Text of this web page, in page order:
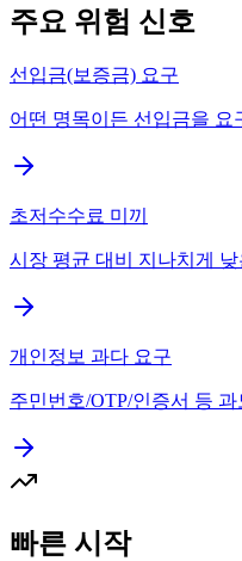
주요 위험 신호
선입금(보증금) 요구
어떤 명목이든 선입금을 요
초저수수료 미끼
시장 평균 대비 지나치게
개인정보 과다 요구
주민번호/OTP/인증서 등
빠른 시작